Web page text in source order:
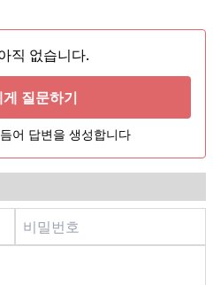
직 없습니다.
질문하기
어 답변을 생성합니다